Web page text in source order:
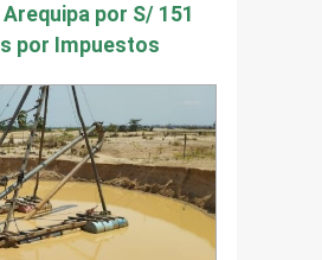
por S/ 151
por Impuestos